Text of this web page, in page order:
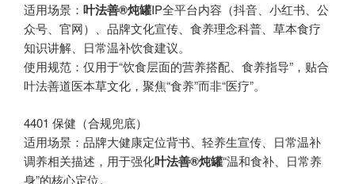
适用场景： 叶法善®炖罐IP全平台内容（抖音、小红书、公
众号、官网）、品牌文化宣传、食养理念科普、草本食疗
知识讲解、日常温补饮食建议。
使用规范：仅用于“饮食层面的营养搭配、食养指导”，贴合
叶法善道医本草文化，聚焦“食养”而非“医疗”。
4401 保健（合规兜底）
适用场景：品牌大健康定位背书、轻养生宣传、日常温补
调养相关描述，用于强化叶法善®炖罐“温和食补、日常养
身”的核心定位。